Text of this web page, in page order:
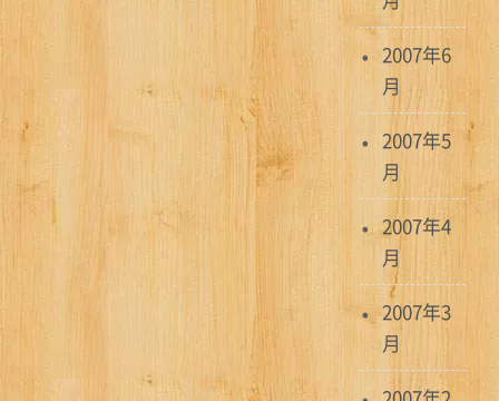
2007年6
月
2007年5
月
2007年4
月
2007年3
月